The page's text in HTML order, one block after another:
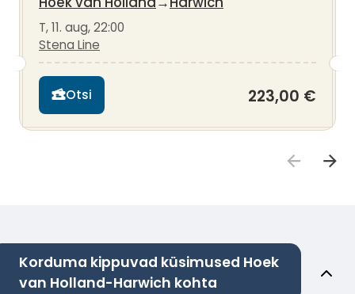
T, 11. aug, 22:00
Stena Line
Otsi 223,00 €
Korduma kippuvad küsimused Hoek
van Holland-Harwich kohta